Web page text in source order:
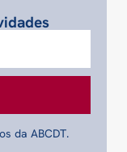
da ABCDT.